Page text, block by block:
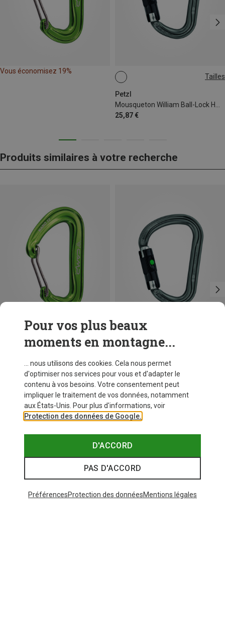
Vous économisez 19%
Tailles
Petzl
25,87 €
BALL-LOCK
Produits similaires à votre recherche
Vous économisez 19%
Petzl
25,87 €
BALL-LOCK
Pour vos plus beaux
moments en montagne...
... nous utilisons des cookies. Cela nous permet
d'optimiser nos services pour vous et d'adapter le
contenu à vos besoins. Votre consentement peut
impliquer le traitement de vos données, notamment
aux États-Unis. Pour plus d'informations, voir
Protection des données de Google.
D'ACCORD
PAS D'ACCORD
PréférencesProtection des donnéesMentions légales